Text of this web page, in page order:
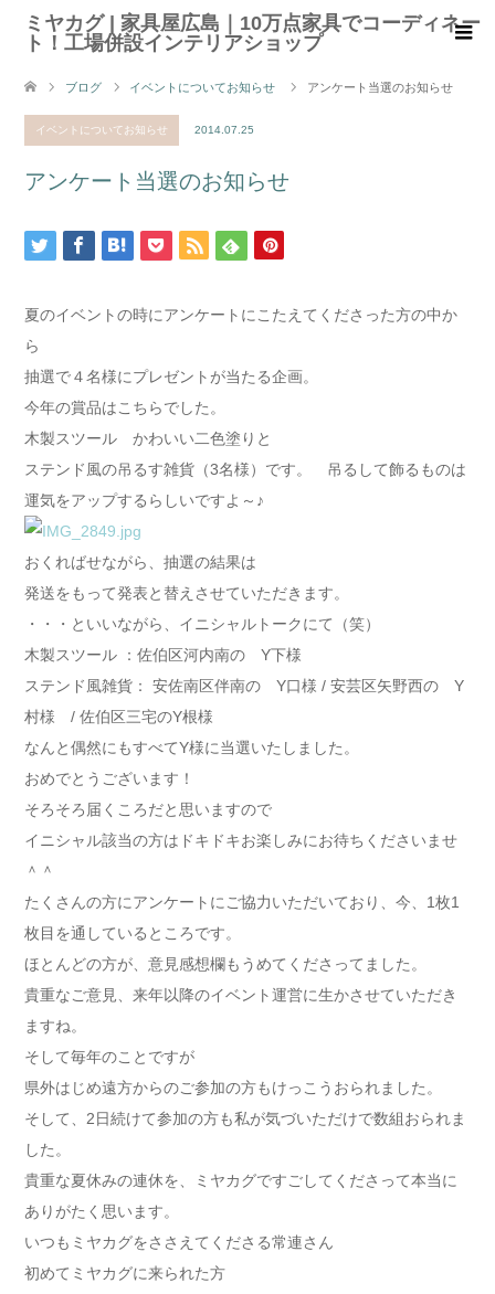
ミヤカグ | 家具屋広島｜10万点家具でコーディネー
ト！工場併設インテリアショップ
ブログ イベントについてお知らせ アンケート当選のお知らせ
イベントについてお知らせ 2014.07.25
アンケート当選のお知らせ
夏のイベントの時にアンケートにこたえてくださった方の中か
ら
抽選で４名様にプレゼントが当たる企画。
今年の賞品はこちらでした。
木製スツール かわいい二色塗りと
ステンド風の吊るす雑貨（3名様）です。 吊るして飾るものは
運気をアップするらしいですよ～♪
おくればせながら、抽選の結果は
発送をもって発表と替えさせていただきます。
・・・といいながら、イニシャルトークにて（笑）
木製スツール ：佐伯区河内南の Y下様
ステンド風雑貨： 安佐南区伴南の Y口様 / 安芸区矢野西の Y
村様 / 佐伯区三宅のY根様
なんと偶然にもすべてY様に当選いたしました。
おめでとうございます！
そろそろ届くころだと思いますので
イニシャル該当の方はドキドキお楽しみにお待ちくださいませ
＾＾
たくさんの方にアンケートにご協力いただいており、今、1枚1
枚目を通しているところです。
ほとんどの方が、意見感想欄もうめてくださってました。
貴重なご意見、来年以降のイベント運営に生かさせていただき
ますね。
そして毎年のことですが
県外はじめ遠方からのご参加の方もけっこうおられました。
そして、2日続けて参加の方も私が気づいただけで数組おられま
した。
貴重な夏休みの連休を、ミヤカグですごしてくださって本当に
ありがたく思います。
いつもミヤカグをささえてくださる常連さん
初めてミヤカグに来られた方